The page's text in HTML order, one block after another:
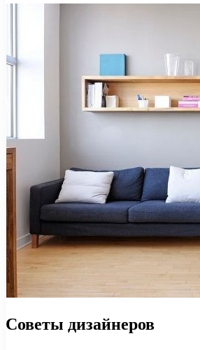
Советы дизайнеров